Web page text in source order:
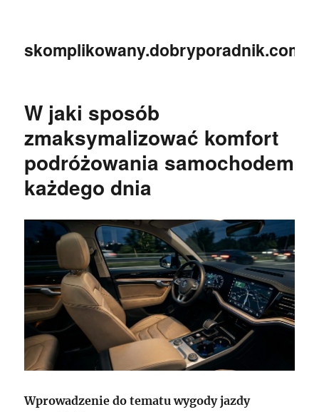
W jaki sposób
zmaksymalizować komfort
podróżowania samochodem
każdego dnia
Wprowadzenie do tematu wygody jazdy